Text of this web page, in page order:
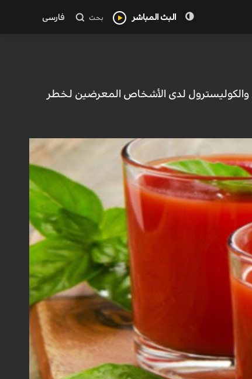
البث المباشر بحث فارسی
لدى الأشخاص المعرضين لخطر